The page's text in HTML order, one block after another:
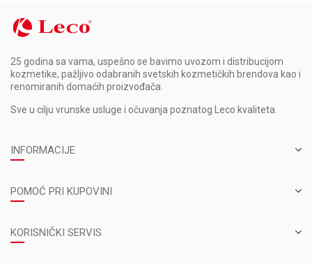
25 godina sa vama, uspešno se bavimo uvozom i distribucijom
kozmetike, pažljivo odabranih svetskih kozmetičkih brendova kao i
renomiranih domaćih proizvođača.
Sve u cilju vrunske usluge i očuvanja poznatog Leco kvaliteta.
INFORMACIJE
POMOĆ PRI KUPOVINI
KORISNIČKI SERVIS